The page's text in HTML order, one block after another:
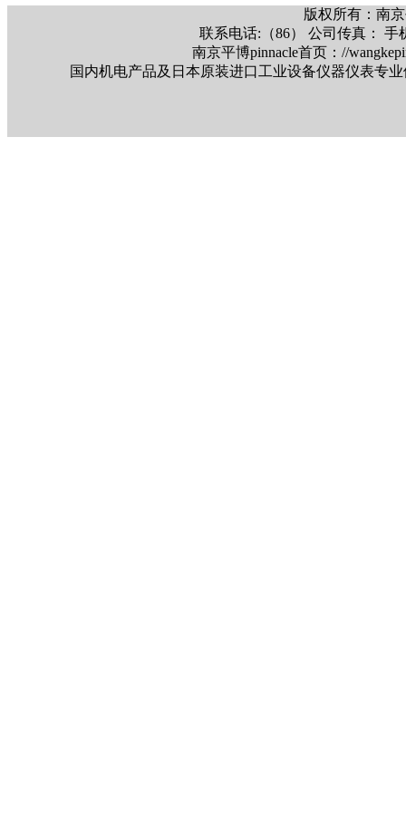
版权所有：南
联系电话:（86） 公司传真： 手
南京平博pinnacle首页：//
国内机电产品及日本原装进口工业设备仪器仪表专